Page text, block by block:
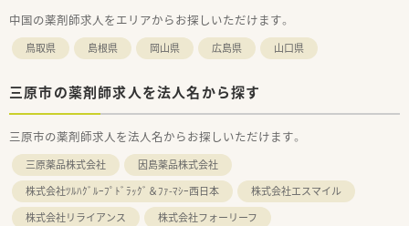
中国の薬剤師求人をエリアからお探しいただけます。
鳥取県 島根県 岡山県 広島県 山口県
三原市の薬剤師求人を法人名から探す
三原市の薬剤師求人を法人名からお探しいただけます。
三原薬品株式会社
因島薬品株式会社
株式会社ﾂﾙﾊｸﾞﾙｰﾌﾟﾄﾞﾗｯｸﾞ＆ﾌｧ-ﾏｼｰ西日本
株式会社エスマイル
株式会社リライアンス
株式会社フォーリーフ